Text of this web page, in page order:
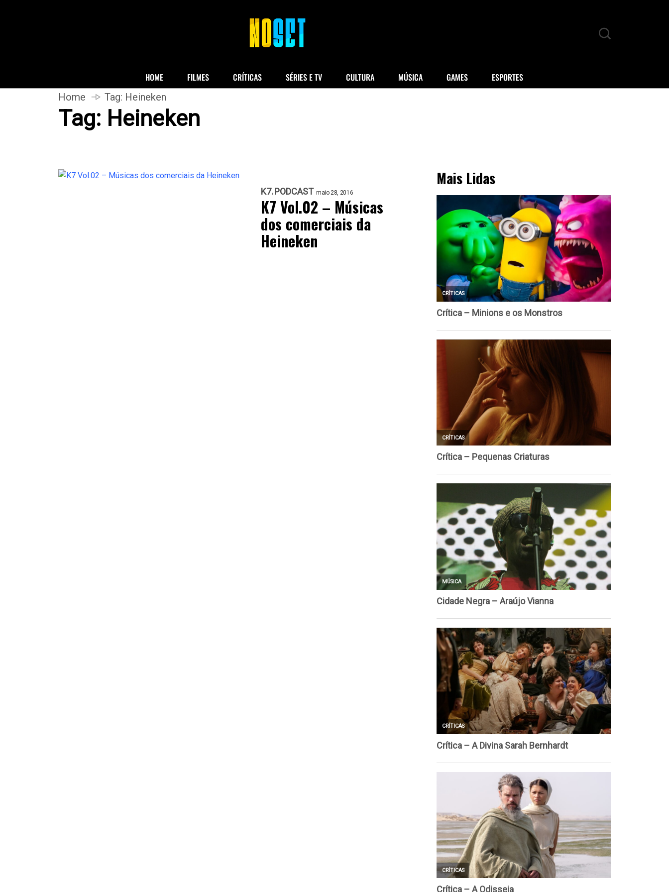
HOME FILMES CRÍTICAS SÉRIES E TV CULTURA MÚSICA GAMES
ESPORTES
Home
Tag: Heineken
Tag: Heineken
K7 PODCAST maio 28, 2016
K7 Vol.02 – Músicas
dos comerciais da
Heineken
Mais Lidas